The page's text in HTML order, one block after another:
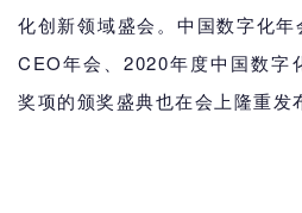
化创新领域盛会。中国数字化
CEO年会、2020年度中国数字
奖项的颁奖盛典也在会上隆重发